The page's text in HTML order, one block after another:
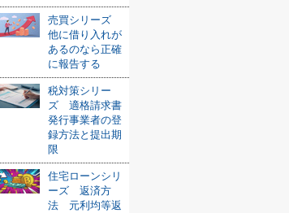
売買シリーズ
他に借り入れが
あるのなら正確
に報告する
税対策シリー
ズ 適格請求書
発行事業者の登
録方法と提出期
限
住宅ローンシリ
ーズ 返済方
法 元利均等返